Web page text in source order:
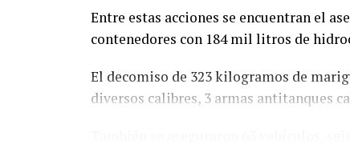
Entre estas acciones se encuentran el
contenedores con 184 mil litros de
El decomiso de 323 kilogramos de
diversos calibres, 3 armas antitanques